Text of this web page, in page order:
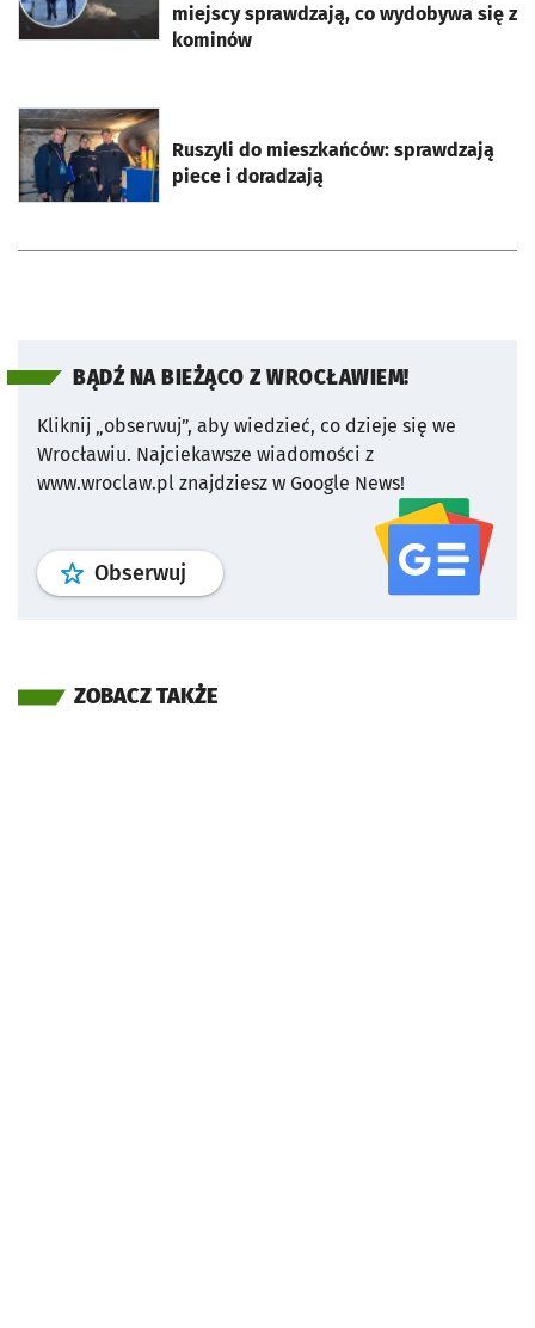
miejscy sprawdzają, co wydobywa się z
kominów
Ruszyli do mieszkańców: sprawdzają
piece i doradzają
otworzy się w nowej karcie
BĄDŹ NA BIEŻĄCO Z WROCŁAWIEM!
Kliknij „obserwuj”, aby wiedzieć, co dzieje się we
Wrocławiu. Najciekawsze wiadomości z
www.wroclaw.pl znajdziesz w Google News!
Obserwuj profil serwisu
ZOBACZ TAKŻE